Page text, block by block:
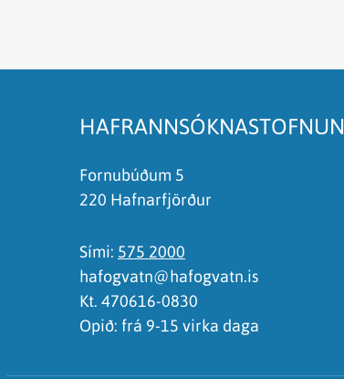
HAFRANNSÓKNASTOFNUN
Fornubúðum 5
220 Hafnarfjörður
Sími: 575 2000
hafogvatn@hafogvatn.is
Kt. 470616-0830
Opið: frá 9-15 virka daga